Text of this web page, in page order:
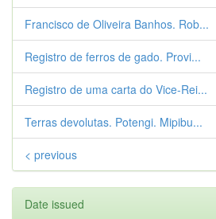
Francisco de Oliveira Banhos. Rob...
Registro de ferros de gado. Provi...
Registro de uma carta do Vice-Rei...
Terras devolutas. Potengi. Mipibu...
< previous
Date issued